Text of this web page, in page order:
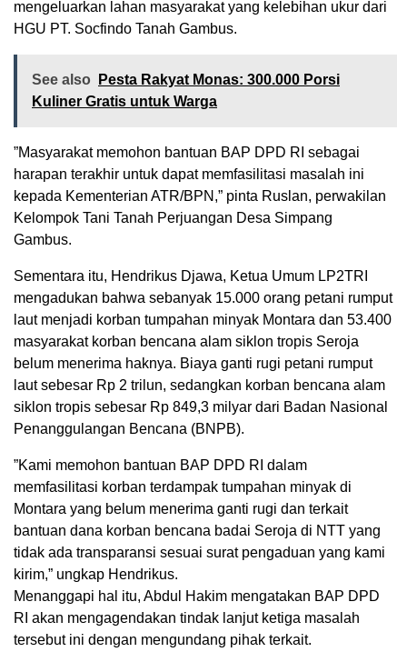
mengeluarkan lahan masyarakat yang kelebihan ukur dari
HGU PT. Socfindo Tanah Gambus.
See also
Pesta Rakyat Monas: 300.000 Porsi
Kuliner Gratis untuk Warga
”Masyarakat memohon bantuan BAP DPD RI sebagai
harapan terakhir untuk dapat memfasilitasi masalah ini
kepada Kementerian ATR/BPN,” pinta Ruslan, perwakilan
Kelompok Tani Tanah Perjuangan Desa Simpang
Gambus.
Sementara itu, Hendrikus Djawa, Ketua Umum LP2TRI
mengadukan bahwa sebanyak 15.000 orang petani rumput
laut menjadi korban tumpahan minyak Montara dan 53.400
masyarakat korban bencana alam siklon tropis Seroja
belum menerima haknya. Biaya ganti rugi petani rumput
laut sebesar Rp 2 trilun, sedangkan korban bencana alam
siklon tropis sebesar Rp 849,3 milyar dari Badan Nasional
Penanggulangan Bencana (BNPB).
”Kami memohon bantuan BAP DPD RI dalam
memfasilitasi korban terdampak tumpahan minyak di
Montara yang belum menerima ganti rugi dan terkait
bantuan dana korban bencana badai Seroja di NTT yang
tidak ada transparansi sesuai surat pengaduan yang kami
kirim,” ungkap Hendrikus.
Menanggapi hal itu, Abdul Hakim mengatakan BAP DPD
RI akan mengagendakan tindak lanjut ketiga masalah
tersebut ini dengan mengundang pihak terkait.